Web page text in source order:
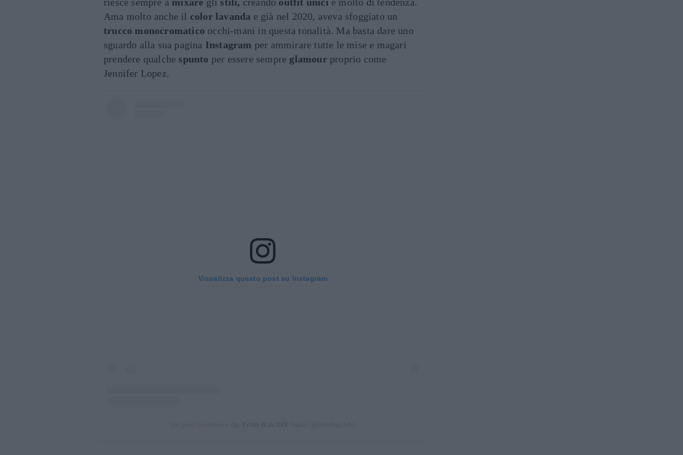
Ama molto anche il color lavanda e già nel 2020, aveva sfoggiato un
trucco monocromatico occhi-mani in questa tonalità. Ma basta dare uno
sguardo alla sua pagina Instagram per ammirare tutte le mise e magari
prendere qualche spunto per essere sempre glamourproprio come
Jennifer Lopez.
Visualizza questo post su Instagram